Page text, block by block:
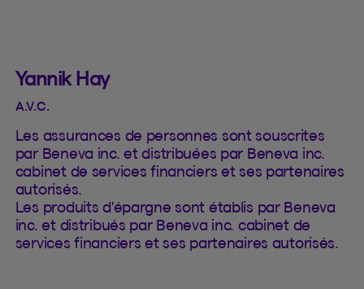
Yannik Hay
A.V.C.
Les assurances de personnes sont souscrites
par Beneva inc. et distribuées par Beneva inc.
cabinet de services financiers et ses partenaires
autorisés.
Les produits d'épargne sont établis par Beneva
inc. et distribués par Beneva inc. cabinet de
services financiers et ses partenaires autorisés.